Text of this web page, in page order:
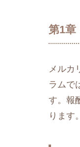
第1章
メルカ
ラムで
す。報
ります​​。